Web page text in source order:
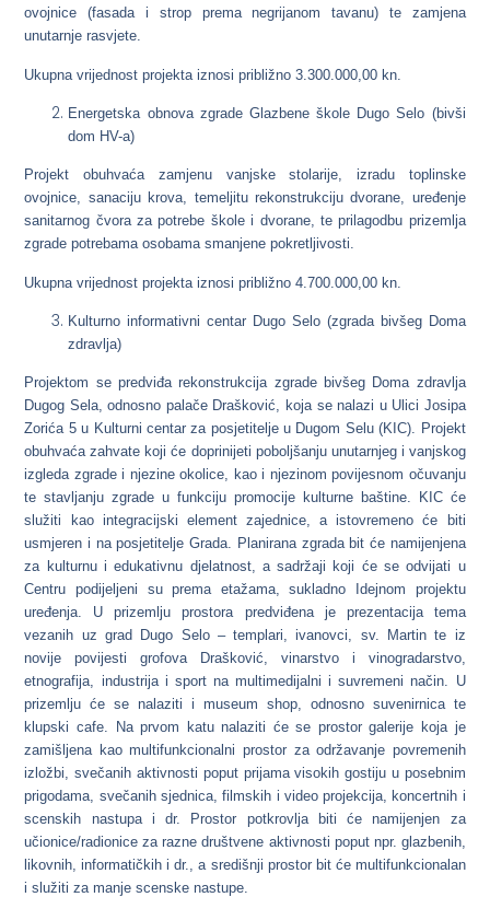
ovojnice (fasada i strop prema negrijanom tavanu) te zamjena
unutarnje rasvjete.
Ukupna vrijednost projekta iznosi približno 3.300.000,00 kn.
Energetska obnova zgrade Glazbene škole Dugo Selo (bivši
dom HV-a)
Projekt obuhvaća zamjenu vanjske stolarije, izradu toplinske
ovojnice, sanaciju krova, temeljitu rekonstrukciju dvorane, uređenje
sanitarnog čvora za potrebe škole i dvorane, te prilagodbu prizemlja
zgrade potrebama osobama smanjene pokretljivosti.
Ukupna vrijednost projekta iznosi približno 4.700.000,00 kn.
Kulturno informativni centar Dugo Selo (zgrada bivšeg Doma
zdravlja)
Projektom se predviđa rekonstrukcija zgrade bivšeg Doma zdravlja
Dugog Sela, odnosno palače Drašković, koja se nalazi u Ulici Josipa
Zorića 5 u Kulturni centar za posjetitelje u Dugom Selu (KIC). Projekt
obuhvaća zahvate koji će doprinijeti poboljšanju unutarnjeg i vanjskog
izgleda zgrade i njezine okolice, kao i njezinom povijesnom očuvanju
te stavljanju zgrade u funkciju promocije kulturne baštine. KIC će
služiti kao integracijski element zajednice, a istovremeno će biti
usmjeren i na posjetitelje Grada. Planirana zgrada bit će namijenjena
za kulturnu i edukativnu djelatnost, a sadržaji koji će se odvijati u
Centru podijeljeni su prema etažama, sukladno Idejnom projektu
uređenja. U prizemlju prostora predviđena je prezentacija tema
vezanih uz grad Dugo Selo – templari, ivanovci, sv. Martin te iz
novije povijesti grofova Drašković, vinarstvo i vinogradarstvo,
etnografija, industrija i sport na multimedijalni i suvremeni način. U
prizemlju će se nalaziti i museum shop, odnosno suvenirnica te
klupski cafe. Na prvom katu nalaziti će se prostor galerije koja je
zamišljena kao multifunkcionalni prostor za održavanje povremenih
izložbi, svečanih aktivnosti poput prijama visokih gostiju u posebnim
prigodama, svečanih sjednica, filmskih i video projekcija, koncertnih i
scenskih nastupa i dr. Prostor potkrovlja biti će namijenjen za
učionice/radionice za razne društvene aktivnosti poput npr. glazbenih,
likovnih, informatičkih i dr., a središnji prostor bit će multifunkcionalan
i služiti za manje scenske nastupe.